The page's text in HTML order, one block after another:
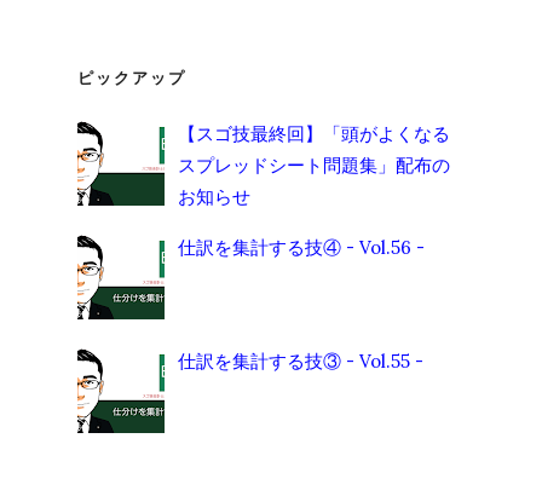
ピックアップ
【スゴ技最終回】「頭がよくなる
スプレッドシート問題集」配布の
お知らせ
仕訳を集計する技④ - Vol.56 -
仕訳を集計する技③ - Vol.55 -